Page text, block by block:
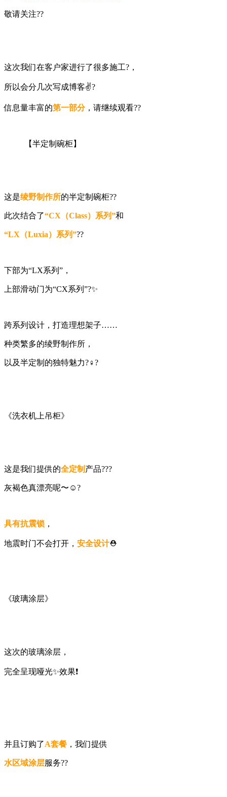
敬请关注??
这次我们在客户家进行了很多施工?，
所以会分几次写成博客✌️?
信息量丰富的第一部分，请继续观看??
【半定制碗柜】
这是绫野制作所的半定制碗柜??
此次结合了“CX（Class）系列”和
“LX（Luxia）系列”??
下部为“LX系列”，
上部滑动门为“CX系列”?✨
跨系列设计，打造理想架子……
种类繁多的绫野制作所，
以及半定制的独特魅力?‍♀️?
《洗衣机上吊柜》
这是我们提供的全定制 产品?‍??
灰褐色真漂亮呢〜☺️?
具有抗震锁 ，
地震时门不会打开， 安全设计⛑
《玻璃涂层》
这次的玻璃涂层，
完全呈现哑光✨效果❗️
并且订购了A套餐 ，我们提供
水区域涂层服务??